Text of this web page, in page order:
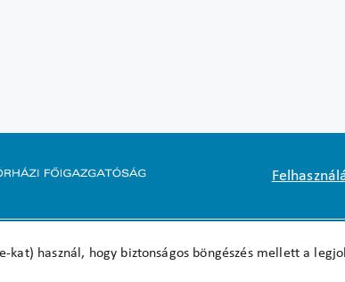
kat) használ, hogy biztonságos böngészés mellett a
nyilatkozat Impresszum